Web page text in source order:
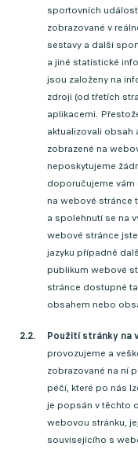
sportovních
zobrazované v
sestavy a další
a jiné statistické
jsou založeny na
zdroji (od třetích
aplikacemi.
aktualizovali obsah
zobrazené na
neposkytujeme
doporučujeme
na webové stránce
a spolehnutí se na
webové stránce
jazyku případně
publikum webové
stránce dostupné
obsahem nebo
Použití stránky na
provozujeme a
zobrazované na ní
péčí, které po nás
je popsán v těchto
webovou stránku,
souvisejícího s